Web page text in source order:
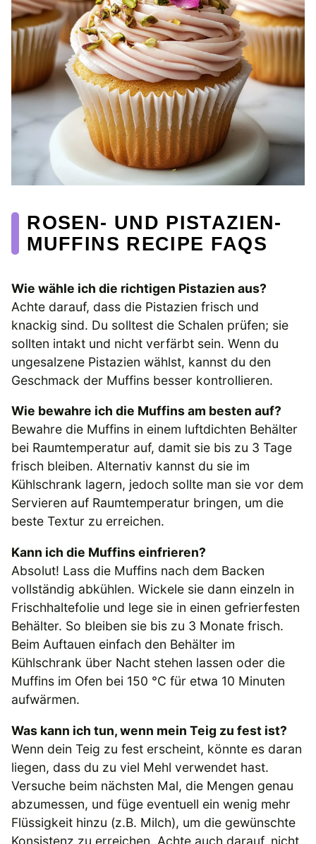
ROSEN- UND PISTAZIEN-
MUFFINS RECIPE FAQS
Wie wähle ich die richtigen Pistazien aus?
Achte darauf, dass die Pistazien frisch und
knackig sind. Du solltest die Schalen prüfen; sie
sollten intakt und nicht verfärbt sein. Wenn du
ungesalzene Pistazien wählst, kannst du den
Geschmack der Muffins besser kontrollieren.
Wie bewahre ich die Muffins am besten auf?
Bewahre die Muffins in einem luftdichten Behälter
bei Raumtemperatur auf, damit sie bis zu 3 Tage
frisch bleiben. Alternativ kannst du sie im
Kühlschrank lagern, jedoch sollte man sie vor dem
Servieren auf Raumtemperatur bringen, um die
beste Textur zu erreichen.
Kann ich die Muffins einfrieren?
Absolut! Lass die Muffins nach dem Backen
vollständig abkühlen. Wickele sie dann einzeln in
Frischhaltefolie und lege sie in einen gefrierfesten
Behälter. So bleiben sie bis zu 3 Monate frisch.
Beim Auftauen einfach den Behälter im
Kühlschrank über Nacht stehen lassen oder die
Muffins im Ofen bei 150 °C für etwa 10 Minuten
aufwärmen.
Was kann ich tun, wenn mein Teig zu fest ist?
Wenn dein Teig zu fest erscheint, könnte es daran
liegen, dass du zu viel Mehl verwendet hast.
Versuche beim nächsten Mal, die Mengen genau
abzumessen, und füge eventuell ein wenig mehr
Flüssigkeit hinzu (z.B. Milch), um die gewünschte
Konsistenz zu erreichen. Achte auch darauf, nicht